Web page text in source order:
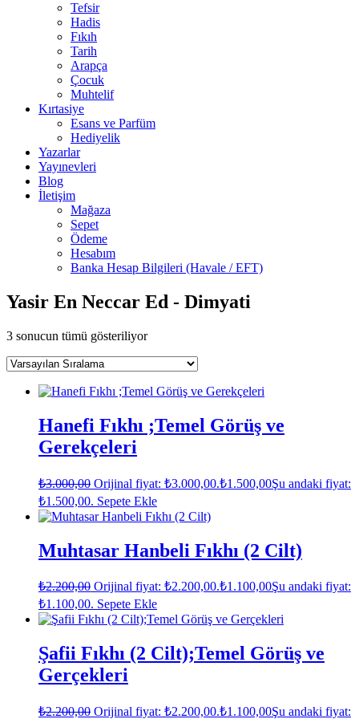
Tefsir
Hadis
Fıkıh
Tarih
Arapça
Çocuk
Muhtelif
Kırtasiye
Esans ve Parfüm
Hediyelik
Yazarlar
Yayınevleri
Blog
İletişim
Mağaza
Sepet
Ödeme
Hesabım
Banka Hesap Bilgileri (Havale / EFT)
Yasir En Neccar Ed - Dimyati
3 sonucun tümü gösteriliyor
Hanefi Fıkhı ;Temel Görüş ve
Gerekçeleri
₺3.000,00 Orijinal fiyat: ₺3.000,00.₺1.500,00Şu andaki fiyat:
₺1.500,00. Sepete Ekle
Muhtasar Hanbeli Fıkhı (2 Cilt)
₺2.200,00 Orijinal fiyat: ₺2.200,00.₺1.100,00Şu andaki fiyat:
₺1.100,00. Sepete Ekle
Şafii Fıkhı (2 Cilt);Temel Görüş ve
Gerçekleri
₺2.200,00 Orijinal fiyat: ₺2.200,00.₺1.100,00Şu andaki fiyat: